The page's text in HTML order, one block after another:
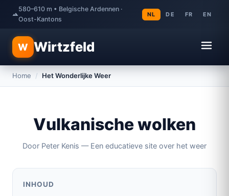
580–610 m • Belgische Ardennen ·
Oost-Kantons
NL DE FR EN
W Wirtzfeld
Home / Het Wonderlijke Weer
Vulkanische wolken
Door Peter Kenis — Een educatieve site over het weer
INHOUD